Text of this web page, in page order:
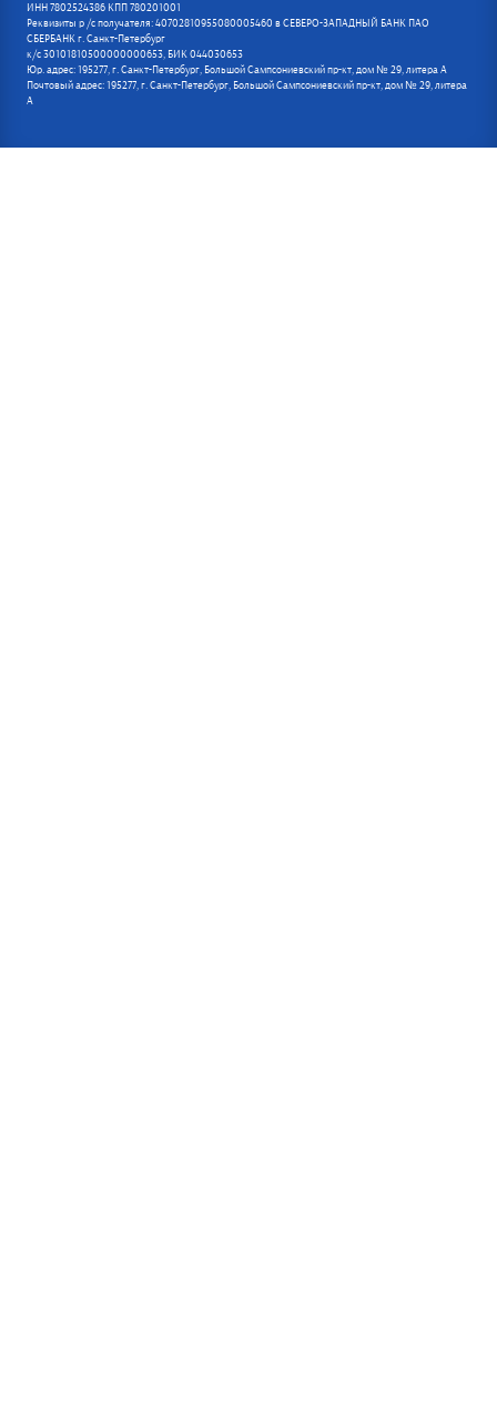
ИНН 7802524386 КПП 780201001
Реквизиты р /с получателя: 40702810955080005460 в СЕВЕРО-ЗАПАДНЫЙ БАНК ПАО
СБЕРБАНК г. Санкт-Петербург
к/с 30101810500000000653, БИК 044030653
Юр. адрес: 195277, г. Санкт-Петербург, Большой Сампсониевский пр-кт, дом № 29, литера А
Почтовый адрес: 195277, г. Санкт-Петербург, Большой Сампсониевский пр-кт, дом № 29, литера
А